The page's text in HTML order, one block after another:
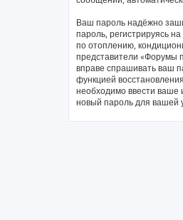
Ваш пароль надёжно
пароль, регистрируясь
по отоплению,
представители «Форумы
вправе спрашивать ваш
функцией
необходимо ввести ваше
новый пароль для вашей